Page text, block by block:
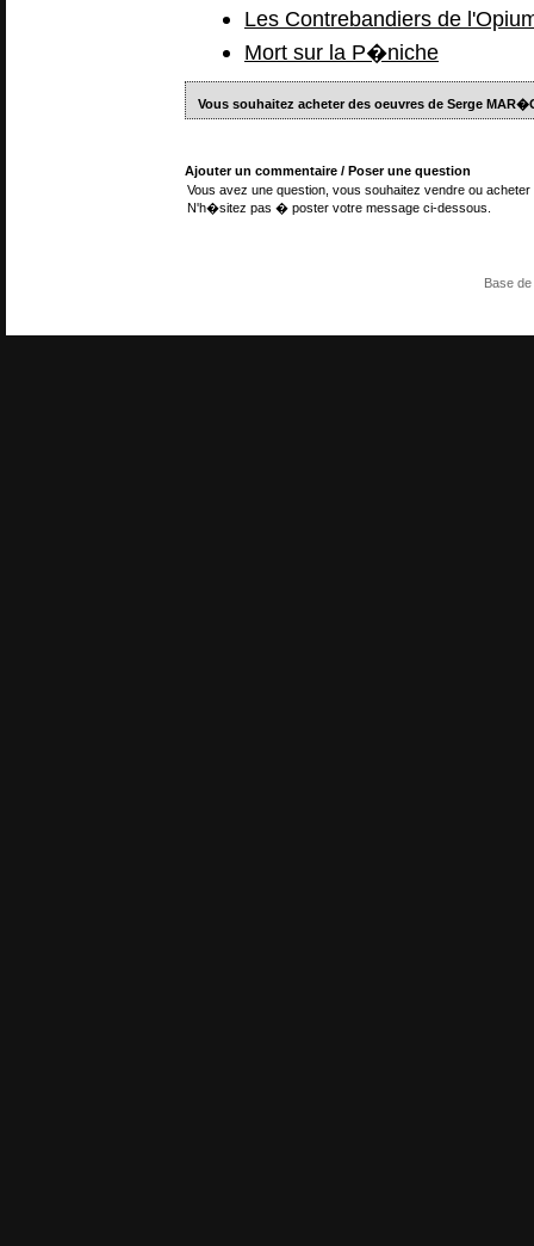
Les Contrebandiers de
Mort sur la P�niche
Vous souhaitez acheter des oeuvres de Serge
Ajouter un commentaire / Poser une question
Vous avez une question, vous souhaitez vendre ou
N'h�sitez pas � poster votre message ci-dessous.
Base